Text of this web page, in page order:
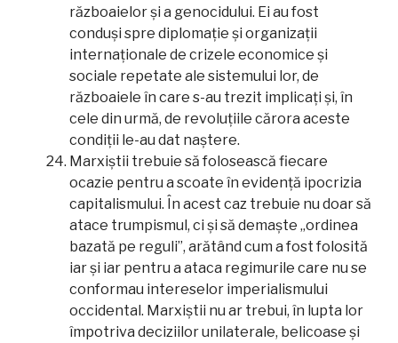
războaielor și a genocidului. Ei au fost
conduși spre diplomație și organizații
internaționale de crizele economice și
sociale repetate ale sistemului lor, de
războaiele în care s-au trezit implicați și, în
cele din urmă, de revoluțiile cărora aceste
condiții le-au dat naștere.
Marxiștii trebuie să folosească fiecare
ocazie pentru a scoate în evidență ipocrizia
capitalismului. În acest caz trebuie nu doar să
atace trumpismul, ci și să demaște „ordinea
bazată pe reguli”, arătând cum a fost folosită
iar și iar pentru a ataca regimurile care nu se
conformau intereselor imperialismului
occidental. Marxiștii nu ar trebui, în lupta lor
împotriva deciziilor unilaterale, belicoase și